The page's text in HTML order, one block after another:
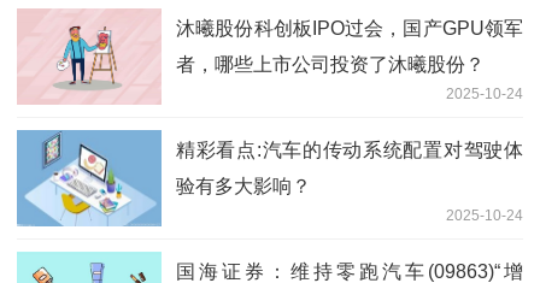
沐曦股份科创板IPO过会，国产GPU领军
者，哪些上市公司投资了沐曦股份？
2025-10-24
精彩看点:汽车的传动系统配置对驾驶体
验有多大影响？
2025-10-24
国海证券：维持零跑汽车(09863)“增